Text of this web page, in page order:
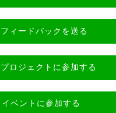
フィードバックを送る
プロジェクトに参加する
イベントに参加する